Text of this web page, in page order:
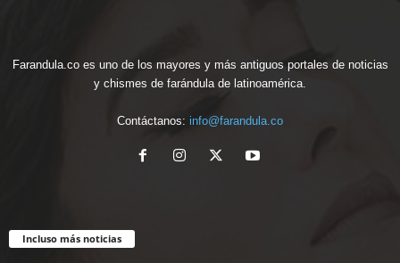
Farandula.co es uno de los mayores y más antiguos portales de noticias
y chismes de farándula de latinoamérica.
Contáctanos: info@farandula.co
Incluso más noticias